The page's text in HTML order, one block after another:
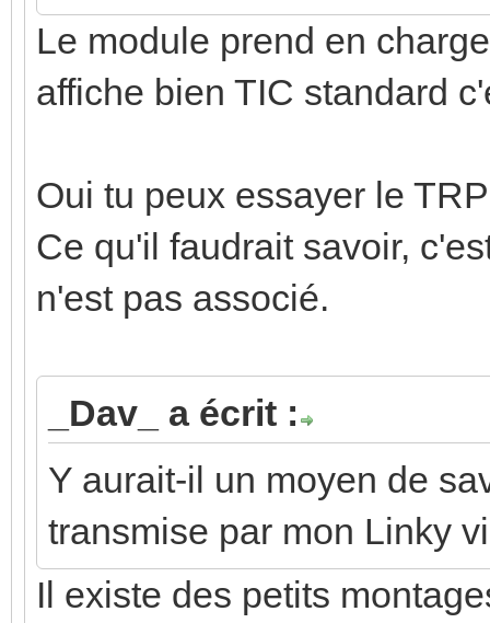
Le module prend en
affiche bien TIC standard
Oui tu peux essayer le
Ce qu'il faudrait savoir,
n'est pas associé.
_Dav_ a écrit :
Y aurait-il un moyen de
transmise par mon Linky
Il existe des petits